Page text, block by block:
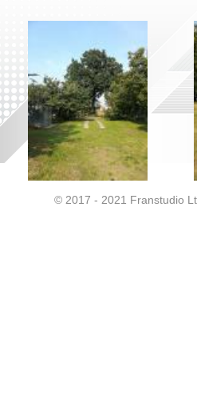
© 2017 - 2021 Franstudio